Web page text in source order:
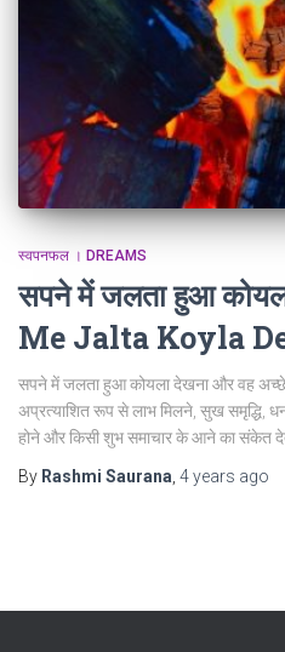
स्वपनफल । DREAMS
सपने में जलता हुआ
Me Jalta Koyla
सपने में जलता हुआ कोयला देखना और वह अच्छे
अप्रत्याशित रूप से लाभ मिलने, सुख समृद्धि,
होने और किसी शुभ समाचार के आने का संकेत
By Rashmi Saurana 4 years ago